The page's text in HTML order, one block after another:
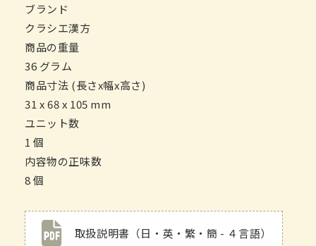
ブランド
クラシエ漢方
商品の重量
36 グラム
商品寸法 (長さx幅x高さ)
31 x 68 x 105 mm
ユニット数
1 個
内容物の正味数
8 個
取扱説明書（日・英・繁・簡 - ４言語）